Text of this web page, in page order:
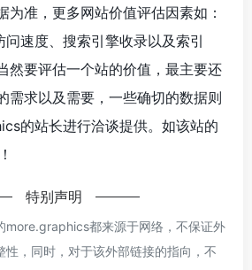
为准，更多网站价值评估因素如：
速度、搜索引擎收录以及索引
然要评估一个站的价值，最主要还
需求以及需要，一些确切的数据则
的站长进行洽谈提供。如该站的
特别声明
more.graphics都来源于网络，不保证外
性，同时，对于该外部链接的指向，不